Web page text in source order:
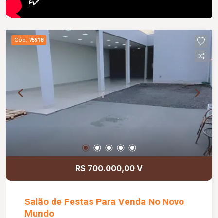
Cód. 75518
R$ 700.000,00 V
Salão de Festas Para Venda No Novo
Mundo